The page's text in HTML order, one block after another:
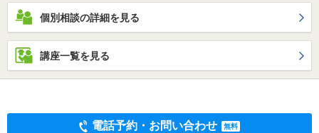
個別相談の詳細を見る
講座一覧を見る
電話予約・お問い合わせ 無料